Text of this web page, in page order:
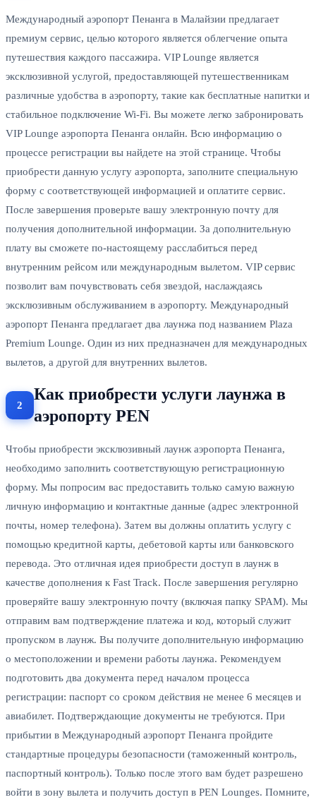
Международный аэропорт Пенанга в Малайзии предлагает
премиум сервис, целью которого является облегчение опыта
путешествия каждого пассажира. VIP Lounge является
эксклюзивной услугой, предоставляющей путешественникам
различные удобства в аэропорту, такие как бесплатные напитки и
стабильное подключение Wi-Fi. Вы можете легко забронировать
VIP Lounge аэропорта Пенанга онлайн. Всю информацию о
процессе регистрации вы найдете на этой странице. Чтобы
приобрести данную услугу аэропорта, заполните специальную
форму с соответствующей информацией и оплатите сервис.
После завершения проверьте вашу электронную почту для
получения дополнительной информации. За дополнительную
плату вы сможете по-настоящему расслабиться перед
внутренним рейсом или международным вылетом. VIP сервис
позволит вам почувствовать себя звездой, наслаждаясь
эксклюзивным обслуживанием в аэропорту. Международный
аэропорт Пенанга предлагает два лаунжа под названием Plaza
Premium Lounge. Один из них предназначен для международных
вылетов, а другой для внутренних вылетов.
Как приобрести услуги лаунжа в
аэропорту PEN
Чтобы приобрести эксклюзивный лаунж аэропорта Пенанга,
необходимо заполнить соответствующую регистрационную
форму. Мы попросим вас предоставить только самую важную
личную информацию и контактные данные (адрес электронной
почты, номер телефона). Затем вы должны оплатить услугу с
помощью кредитной карты, дебетовой карты или банковского
перевода. Это отличная идея приобрести доступ в лаунж в
качестве дополнения к Fast Track. После завершения регулярно
проверяйте вашу электронную почту (включая папку SPAM). Мы
отправим вам подтверждение платежа и код, который служит
пропуском в лаунж. Вы получите дополнительную информацию
о местоположении и времени работы лаунжа. Рекомендуем
подготовить два документа перед началом процесса
регистрации: паспорт со сроком действия не менее 6 месяцев и
авиабилет. Подтверждающие документы не требуются. При
прибытии в Международный аэропорт Пенанга пройдите
стандартные процедуры безопасности (таможенный контроль,
паспортный контроль). Только после этого вам будет разрешено
войти в зону вылета и получить доступ в PEN Lounges. Помните,